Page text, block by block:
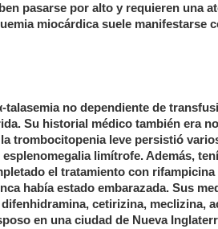
pasarse por alto y requieren una
miocárdica suele manifestarse
talasemia no dependiente de
Su historial médico también era
trombocitopenia leve persistió
limítrofe. Además,
el tratamiento con
había estado embarazada. Sus
cetirizina, meclizina,
en una ciudad de Nueva